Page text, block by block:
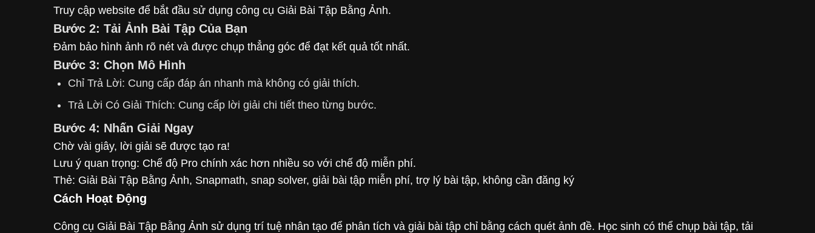
Truy cập website để bắt đầu sử dụng công cụ Giải Bài Tập Bằng Ảnh.
Bước 2: Tải Ảnh Bài Tập Của Bạn
Đảm bảo hình ảnh rõ nét và được chụp thẳng góc để đạt kết quả tốt nhất.
Bước 3: Chọn Mô Hình
Chỉ Trả Lời: Cung cấp đáp án nhanh mà không có giải thích.
Trả Lời Có Giải Thích: Cung cấp lời giải chi tiết theo từng bước.
Bước 4: Nhấn Giải Ngay
Chờ vài giây, lời giải sẽ được tạo ra!
Lưu ý quan trọng: Chế độ Pro chính xác hơn nhiều so với chế độ miễn phí.
Thẻ: Giải Bài Tập Bằng Ảnh, Snapmath, snap solver, giải bài tập miễn phí, trợ lý bài tập, không cần đăng ký
Cách Hoạt Động
Công cụ Giải Bài Tập Bằng Ảnh sử dụng trí tuệ nhân tạo để phân tích và giải bài tập chỉ bằng cách quét ảnh đề. Học sinh có thể chụp bài tập, tải